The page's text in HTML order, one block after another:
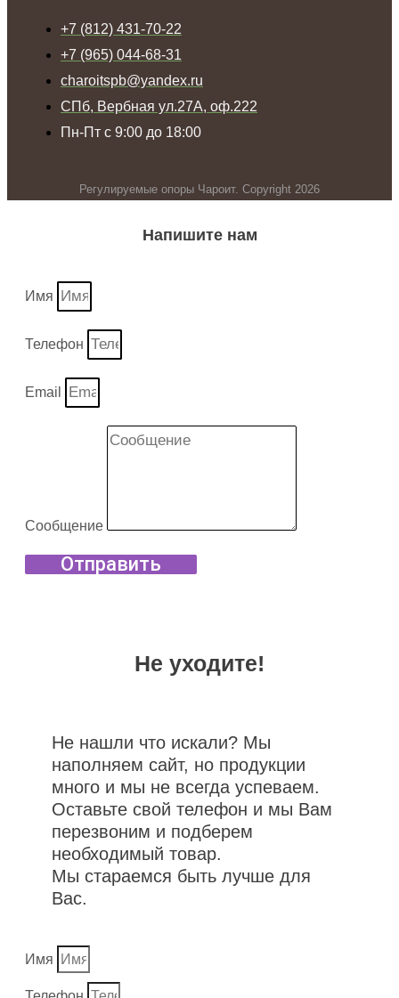
+7 (812) 431-70-22
+7 (965) 044-68-31
charoitspb@yandex.ru
СПб, Вербная ул.27А, оф.222
Пн-Пт с 9:00 до 18:00
Регулируемые опоры Чароит. Copyright 2026
Напишите нам
Имя
Телефон
Email
Сообщение
Отправить
Не уходите!
Не нашли что искали? Мы
наполняем сайт, но продукции
много и мы не всегда успеваем.
Оставьте свой телефон и мы Вам
перезвоним и подберем
необходимый товар.
Мы стараемся быть лучше для
Вас.
Имя